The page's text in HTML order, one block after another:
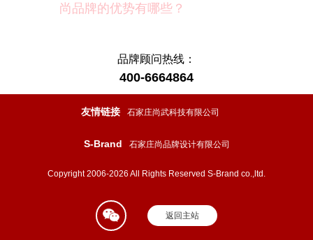
尚品牌的优势有哪些？
你们对客户有选择吗？
我如何向我的同事及领导推荐尚品牌？
有没有案例资料？
料？
项目启动之前您需要给我们提供什么资
怎样保证项目进度按时完成？
品牌顾问热线：
400-6664864
友情链接 石家庄尚武科技有限公司
S-Brand 石家庄尚品牌设计有限公司
Copyright 2006-2026 All Rights Reserved S-Brand co.,ltd.
返回主站